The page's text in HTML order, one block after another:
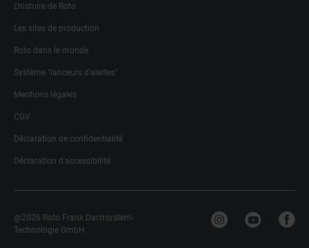
L'histoire de Roto
Les sites de production
Roto dans le monde
Système "lanceurs d'alertes"
Mentions légales
CGV
Déclaration de confidentialité
Déclaration d'accessibilité
@2026 Roto Frank Dachsystem-
Technologie GmbH